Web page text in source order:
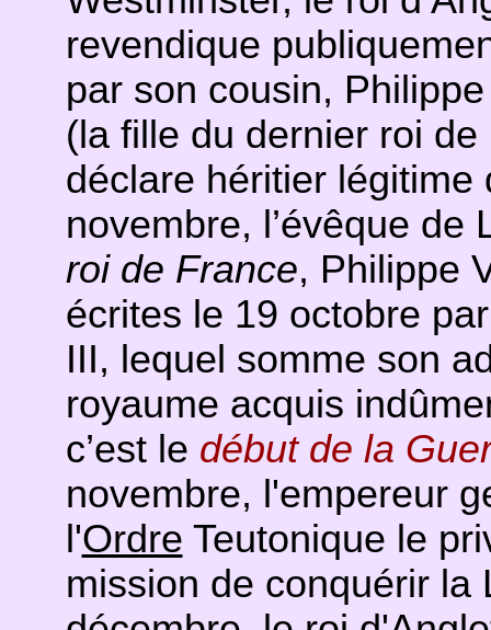
revendique
par son cousin,
(la fille du dernier roi
déclare héritier
novembre, l’évêque
roi de France, Philippe
écrites le 19 octobre
III, lequel somme son
royaume acquis
c’est le début de la
novembre, l'empereur
l'Ordre Teutonique le
mission de conquérir la